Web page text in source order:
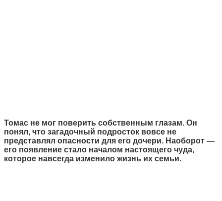
Томас не мог поверить собственным глазам. Он
понял, что загадочный подросток вовсе не
представлял опасности для его дочери. Наоборот —
его появление стало началом настоящего чуда,
которое навсегда изменило жизнь их семьи.